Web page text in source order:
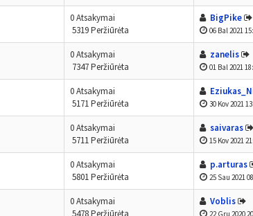
0 Atsakymai
5319 Peržiūrėta
BigPike
06 Bal 2021
0 Atsakymai
7347 Peržiūrėta
zanelis
01 Bal 2021
0 Atsakymai
5171 Peržiūrėta
30 Kov 2021
0 Atsakymai
5711 Peržiūrėta
saivaras
15 Kov 2021
0 Atsakymai
5801 Peržiūrėta
p.arturas
25 Sau 2021
0 Atsakymai
5478 Peržiūrėta
Voblis
22 Gru 2020